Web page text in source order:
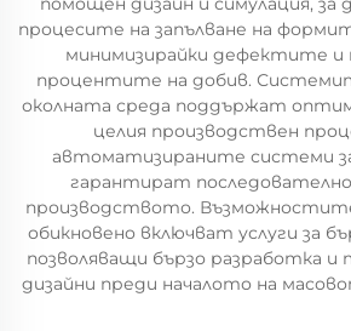
процесите на запълване на
минимизирайки дефектите и
процентите на добив.
околната среда поддържат
целия производствен
автоматизираните системи
гарантират
производството.
обикновено включват услуги за
позволяващи бързо разработка и
дизайни преди началото на